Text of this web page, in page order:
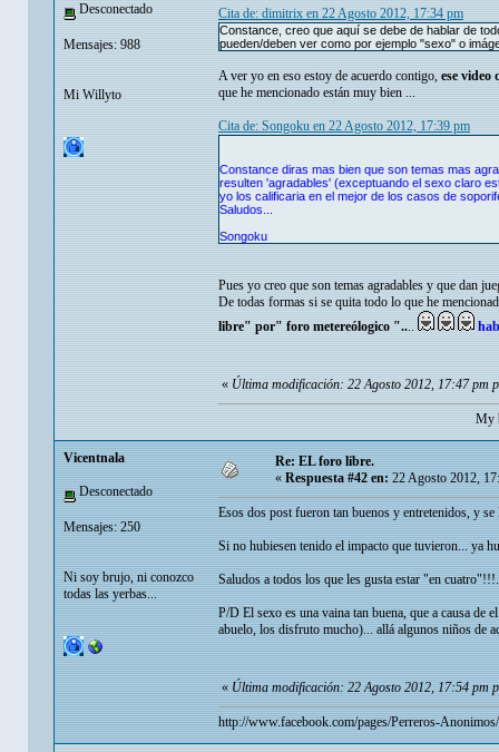
Desconectado
Mensajes: 988
Mi Willyto
Cita de: dimitrix en 22 Agosto 2012, 17:34 pm
Constance, creo que aquí se debe de hablar de
pueden/deben ver como por ejemplo "sexo" o
A ver yo en eso estoy de acuerdo contigo, ese video
que he mencionado están muy bien ...
Cita de: Songoku en 22 Agosto 2012, 17:39 pm
Constance diras mas bien que son temas mas
resulten 'agradables' (exceptuando el sexo claro
yo los calificaria en el mejor de los casos de
Saludos...
Songoku
Pues yo creo que son temas agradables y que dan
De todas formas si se quita todo lo que he
libre" por" foro metereólogico "....
« Última modificación: 22 Agosto 2012, 17:47 pm
My
Vicentnala
Desconectado
Mensajes: 250
Ni soy brujo, ni conozco
todas las yerbas...
Re: EL foro libre.
«Respuesta #42 en:22 Agosto 2012,
Esos dos post fueron tan buenos y entretenidos, y
Si no hubiesen tenido el impacto que tuvieron... ya
Saludos a todos los que les gusta estar "en
P/D El sexo es una vaina tan buena, que a causa de
abuelo, los disfruto mucho)... allá algunos niños de
«Última modificación: 22 Agosto 2012, 17:54 pm
http://www.facebook.com/pages/Perreros-